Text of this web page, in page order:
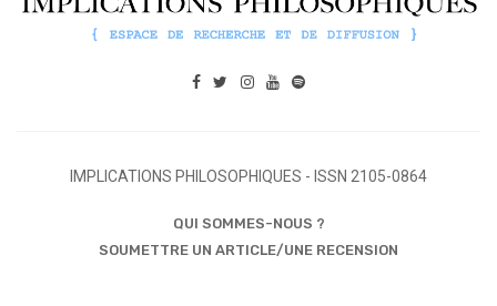
IMPLICATIONS PHILOSOPHIQUES - ISSN 2105-0864
QUI SOMMES-NOUS ?
SOUMETTRE UN ARTICLE/UNE RECENSION